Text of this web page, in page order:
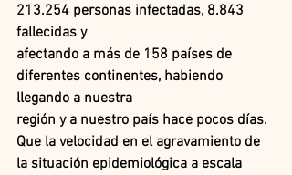
213.254 personas infectadas, 8.843
fallecidas y
afectando a más de 158 países de
diferentes continentes, habiendo
llegando a nuestra
región y a nuestro país hace pocos días.
Que la velocidad en el agravamiento de
la situación epidemiológica a escala